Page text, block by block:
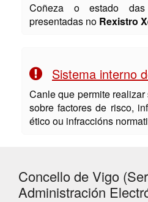
Coñeza o estado
presentadas no Rexistro
Sistema interno
Canle que permite
sobre factores de risco,
ético ou infraccións
Concello de Vigo
Administración